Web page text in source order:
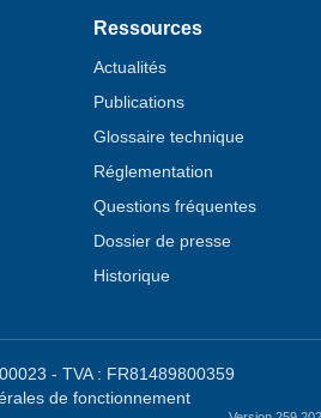
Ressources
Actualités
Publications
Glossaire technique
Réglementation
Questions fréquentes
Dossier de presse
Historique
- TVA : FR81489800359
de fonctionnement